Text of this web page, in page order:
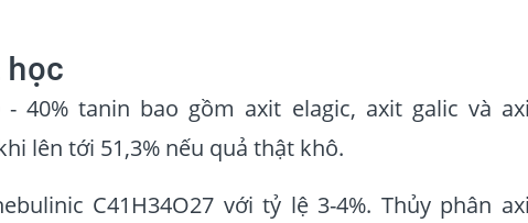
học
40% tanin bao gồm axit elagic, axit galic và
lên tới 51,3% nếu quả thật khô.
C41H34O27 với tỷ lệ 3-4%. Thủy phân